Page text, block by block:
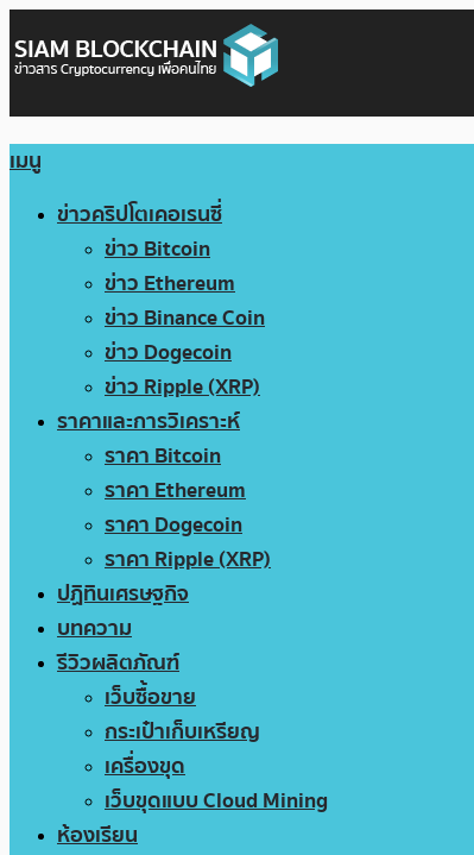
เมนู
ข่าวคริปโตเคอเรนซี่
ข่าว Bitcoin
ข่าว Ethereum
ข่าว Binance Coin
ข่าว Dogecoin
ข่าว Ripple (XRP)
ราคาและการวิเคราะห์
ราคา Bitcoin
ราคา Ethereum
ราคา Dogecoin
ราคา Ripple (XRP)
ปฏิทินเศรษฐกิจ
บทความ
รีวิวผลิตภัณฑ์
เว็บซื้อขาย
กระเป๋าเก็บเหรียญ
เครื่องขุด
เว็บขุดแบบ Cloud Mining
ห้องเรียน